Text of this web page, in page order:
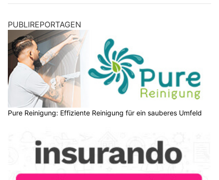
PUBLIREPORTAGEN
Pure Reinigung: Effiziente Reinigung für ein sauberes Umfeld